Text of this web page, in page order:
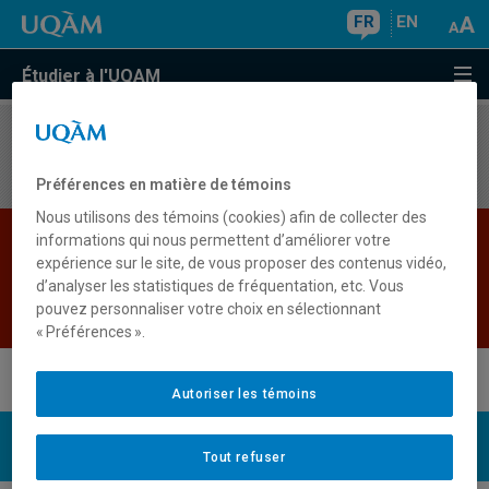
FR EN
Étudier à l'UQAM
Aucun résultat
Les bases de données institutionnelles sont
indisponibles pour le moment. Veuillez
réessayer plus tard.
Retour
UQAM
Préférences en matière de témoins
Nous utilisons des témoins (cookies) afin de collecter des
informations qui nous permettent d’améliorer votre
expérience sur le site, de vous proposer des contenus vidéo,
d’analyser les statistiques de fréquentation, etc. Vous
pouvez personnaliser votre choix en sélectionnant
« Préférences ».
Tout refuser
Autoriser les témoins